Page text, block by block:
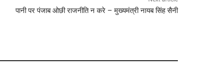
पानी पर पंजाब ओछी राजनीति न करे – मुख्यमंत्री नायब सिंह सैनी